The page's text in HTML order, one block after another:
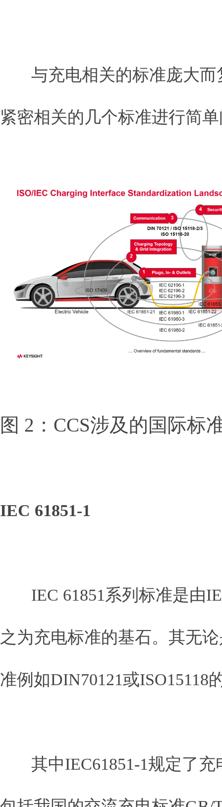
与充电相关的标准庞大而
紧密相关的几个标准进行简
图 2：CCS涉及的国际标
IEC 61851-1
IEC 61851系列标准是由
之为充电标准的基石。其无
准例如DIN70121或
其中IEC61851-1规定了充